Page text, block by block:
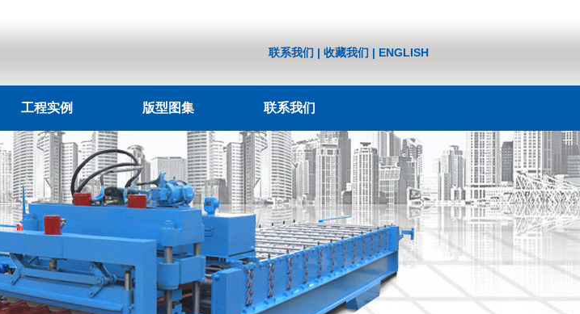
联系我们 | 收藏我们 | ENGLISH
工程实例 版型图集 联系我们